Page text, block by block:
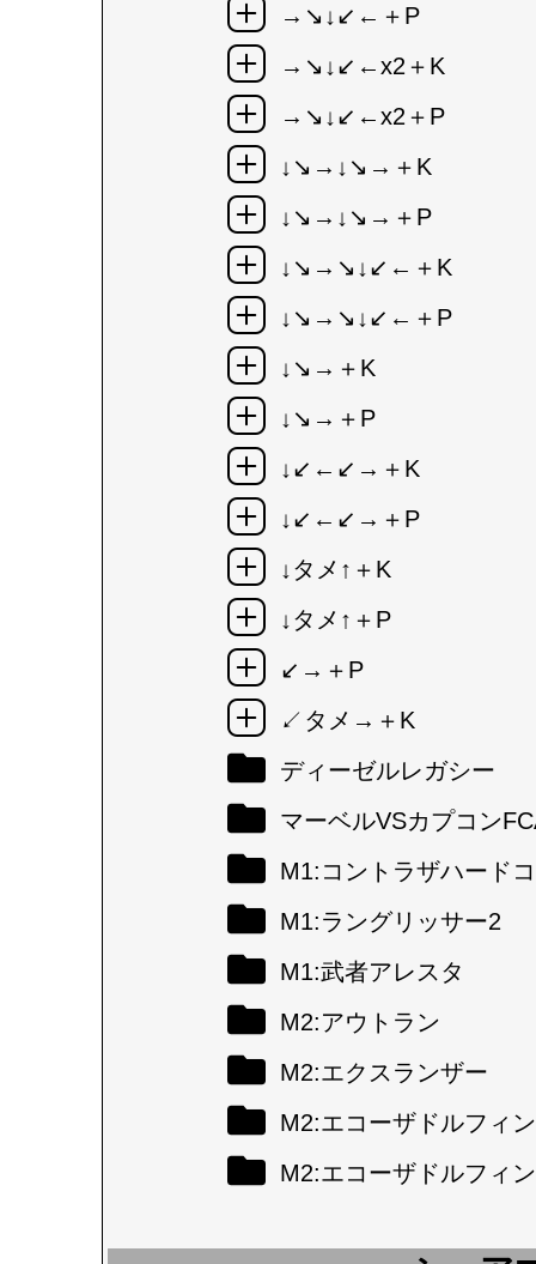
→↘↓↙←＋P
→↘↓↙←x2＋K
→↘↓↙←x2＋P
↓↘→↓↘→＋K
↓↘→↓↘→＋P
↓↘→↘↓↙←＋K
↓↘→↘↓↙←＋P
↓↘→＋K
↓↘→＋P
↓↙←↙→＋K
↓↙←↙→＋P
↓タメ↑＋K
↓タメ↑＋P
↙→＋P
↙タメ→＋K
ディーゼルレガシー
マーベルVSカプコン
M1:コントラザハード
M1:ラングリッサー2
M1:武者アレスタ
M2:アウトラン
M2:エクスランザー
M2:エコーザドルフィン
M2:エコーザドルフィ